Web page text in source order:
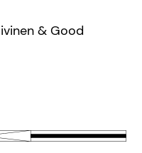
& Good